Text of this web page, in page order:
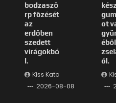
bodzaszö
rp főzését
az
erdőben
szedett
virágokbó
l.
Kiss Kata
2026-08-08
ot
ól.